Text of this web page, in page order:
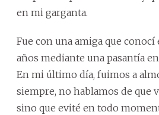
en mi garganta.
Fue con una amiga que conocí
años mediante una pasantía
En mi último día, fuimos a
siempre, no hablamos de que
sino que evité en todo